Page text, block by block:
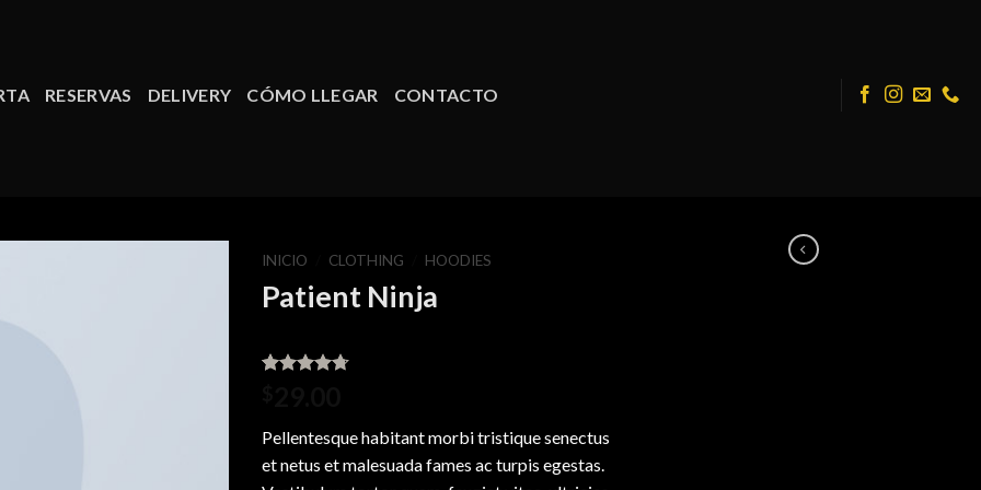
RESERVAS DELIVERY CÓMO LLEGAR CONTACTO
INICIO CLOTHING HOODIES
Patient Ninja
en
puntuaciones
de clientes
Pellentesque habitant morbi tristique senectus
et netus et malesuada fames ac turpis egestas.